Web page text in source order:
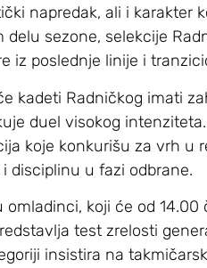
napredak, ali i karakter
delu sezone, selekcije
iz poslednje linije i
kadeti Radničkog imati
duel visokog
koje konkurišu za vrh
disciplinu u fazi odbrane.
koji će od
test zrelosti
insistira na